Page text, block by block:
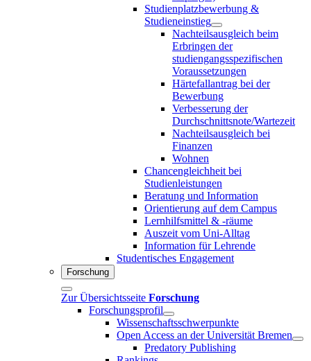
Studienplatzbewerbung &
Studieneinstieg
Nachteilsausgleich beim
Erbringen der
studiengangsspezifischen
Voraussetzungen
Härtefallantrag bei der
Bewerbung
Verbesserung der
Durchschnittsnote/Wartezeit
Nachteilsausgleich bei
Finanzen
Wohnen
Chancengleichheit bei
Studienleistungen
Beratung und Information
Orientierung auf dem Campus
Lernhilfsmittel & -räume
Auszeit vom Uni-Alltag
Information für Lehrende
Studentisches Engagement
Forschung
Zur Übersichtsseite Forschung
Forschungsprofil
Wissenschaftsschwerpunkte
Open Access an der Universität Bremen
Predatory Publishing